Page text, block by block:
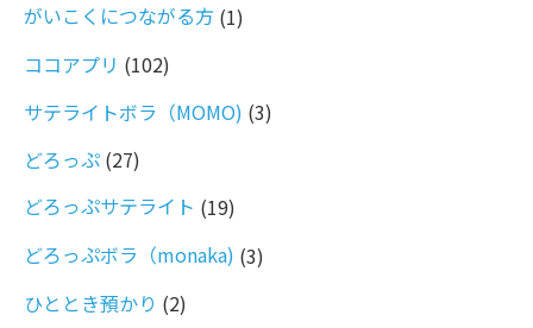
がいこくにつながる方 (1)
ココアプリ (102)
サテライトボラ（MOMO) (3)
どろっぷ (27)
どろっぷサテライト (19)
どろっぷボラ（monaka) (3)
ひととき預かり (2)